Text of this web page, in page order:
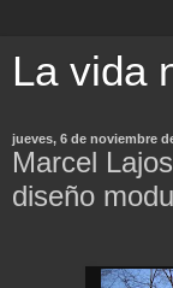
La vida
jueves, 6 de noviembre
Marcel
diseño